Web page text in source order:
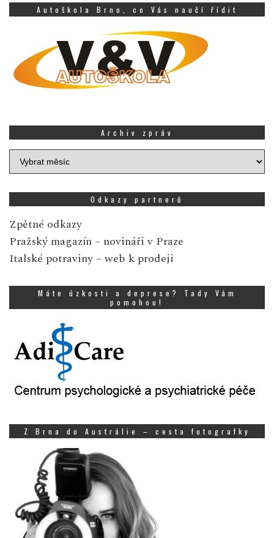
Autoškola Brno, co Vás naučí řídit
Archiv zpráv
Archiv
zpráv
Odkazy partnerů
Zpětné odkazy
Pražský magazín – novináři v Praze
Italské potraviny – web k prodeji
Máte úzkosti a deprese? Tady Vám
pomohou!
Z Brna do Austrálie – cesta fotografky